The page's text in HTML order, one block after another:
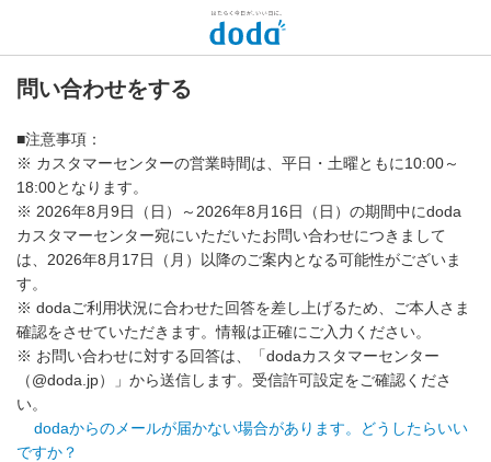
問い合わせをする
■注意事項：
※ カスタマーセンターの営業時間は、平日・土曜ともに10:00～
18:00となります。
※ 2026年8月9日（日）～2026年8月16日（日）の期間中にdoda
カスタマーセンター宛にいただいたお問い合わせにつきまして
は、2026年8月17日（月）以降のご案内となる可能性がございま
す。
※ dodaご利用状況に合わせた回答を差し上げるため、ご本人さま
確認をさせていただきます。情報は正確にご入力ください。
※ お問い合わせに対する回答は、「dodaカスタマーセンター
（@doda.jp）」から送信します。受信許可設定をご確認くださ
い。
dodaからのメールが届かない場合があります。どうしたらいい
ですか？